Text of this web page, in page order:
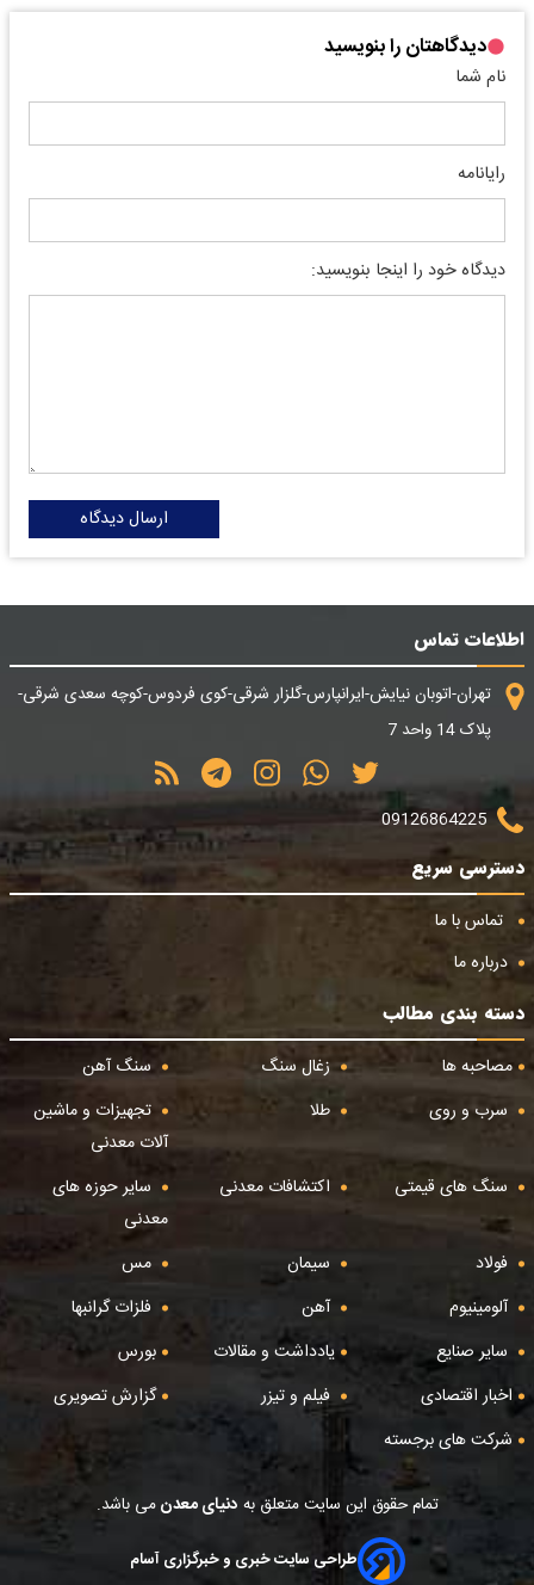
دیدگاهتان را بنویسید
نام شما
رایانامه
دیدگاه خود را اینجا بنویسید:
ارسال دیدگاه
اطلاعات تماس
تهران-اتوبان نیایش-ایرانپارس-گلزار شرقی-کوی فردوس-کوچه سعدی شرقی-
پلاک 14 واحد 7
09126864225
دسترسی سریع
تماس با ما
درباره ما
دسته بندی مطالب
مصاحبه ها
زغال سنگ
سنگ آهن
سرب و روی
طلا
تجهیزات و ماشین
آلات معدنی
سنگ های قیمتی
اکتشافات معدنی
سایر حوزه های
معدنی
فولاد
سیمان
مس
آلومینیوم
آهن
فلزات گرانبها
سایر صنایع
یادداشت و مقالات
بورس
اخبار اقتصادی
فیلم و تیزر
گزارش تصویری
شرکت های برجسته
تمام حقوق این سایت متعلق به دنیای معدنمی باشد.
طراحی سایت خبری و خبرگزاری آسام